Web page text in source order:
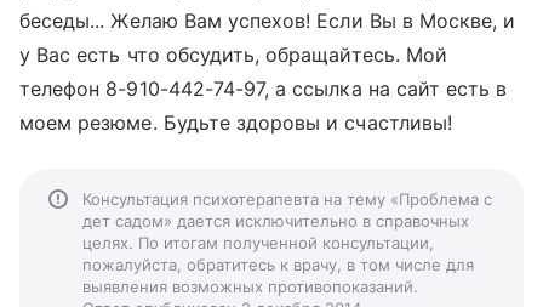
беседы... Желаю Вам успехов! Если Вы в Москве, и
у Вас есть что обсудить, обращайтесь. Мой
телефон 8-910-442-74-97, а ссылка на сайт есть в
моем резюме. Будьте здоровы и счастливы!
Консультация психотерапевта на тему «Проблема с
дет садом» дается исключительно в справочных
целях. По итогам полученной консультации,
пожалуйста, обратитесь к врачу, в том числе для
выявления возможных противопоказаний.